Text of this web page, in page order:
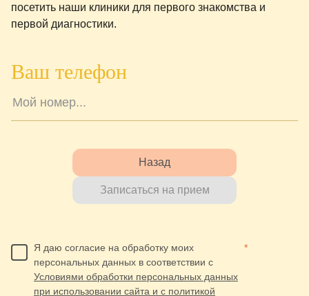
посетить наши клиники для первого знакомства и
первой диагностики.
Ваш телефон
Назад
Записаться на прием
Я даю согласие на обработку моих
персональных данных в соответствии с
Условиями обработки персональных данных
при использовании сайта и с политикой
*